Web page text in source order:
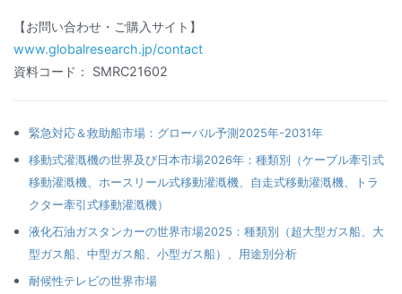
【お問い合わせ・ご購入サイト】
www.globalresearch.jp/contact
資料コード： SMRC21602
緊急対応＆救助船市場：グローバル予測2025年-2031年
移動式灌漑機の世界及び日本市場2026年：種類別（ケーブル牽引式
移動灌漑機、ホースリール式移動灌漑機、自走式移動灌漑機、トラ
クター牽引式移動灌漑機）
液化石油ガスタンカーの世界市場2025：種類別（超大型ガス船、大
型ガス船、中型ガス船、小型ガス船）、用途別分析
耐候性テレビの世界市場